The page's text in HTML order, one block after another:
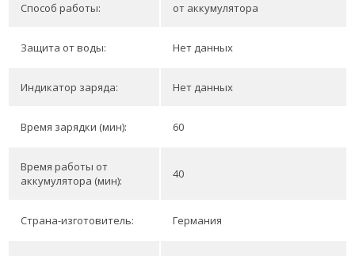
Способ работы: от аккумулятора
Защита от воды: Нет данных
Индикатор заряда: Нет данных
Время зарядки (мин): 60
Время работы от
аккумулятора (мин):
40
Страна-изготовитель: Германия